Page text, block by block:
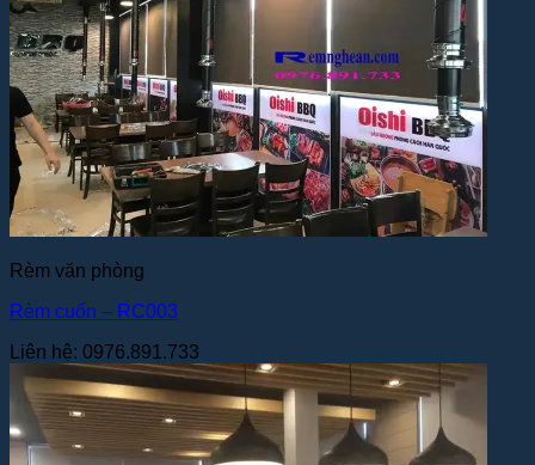
Rèm văn phòng
Rèm cuốn – RC003
Liên hệ: 0976.891.733